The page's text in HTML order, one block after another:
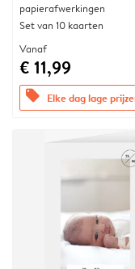
papierafwerkingen
Set van 10 kaarten
Vanaf
€ 11,99
offers Elke dag lage